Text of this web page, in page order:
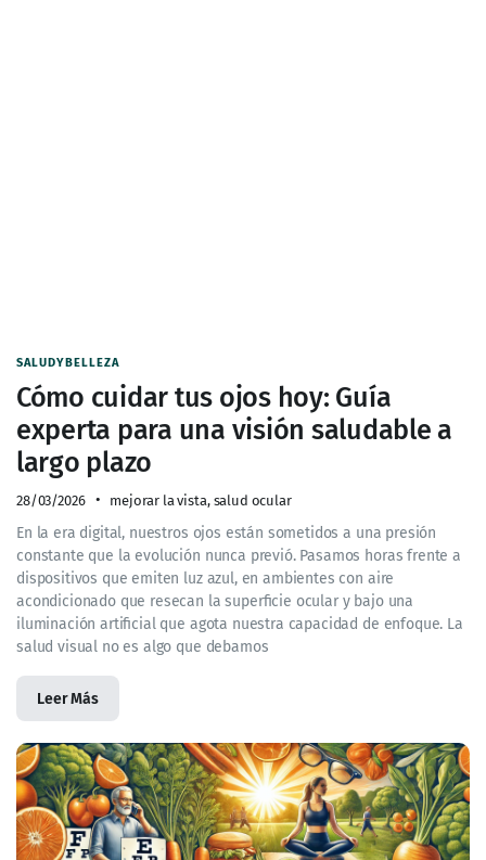
SALUDYBELLEZA
Cómo cuidar tus ojos hoy: Guía
experta para una visión saludable a
largo plazo
28/03/2026 mejorar la vista, salud ocular
En la era digital, nuestros ojos están sometidos a una presión
constante que la evolución nunca previó. Pasamos horas frente a
dispositivos que emiten luz azul, en ambientes con aire
acondicionado que resecan la superficie ocular y bajo una
iluminación artificial que agota nuestra capacidad de enfoque. La
salud visual no es algo que debamos
Leer Más